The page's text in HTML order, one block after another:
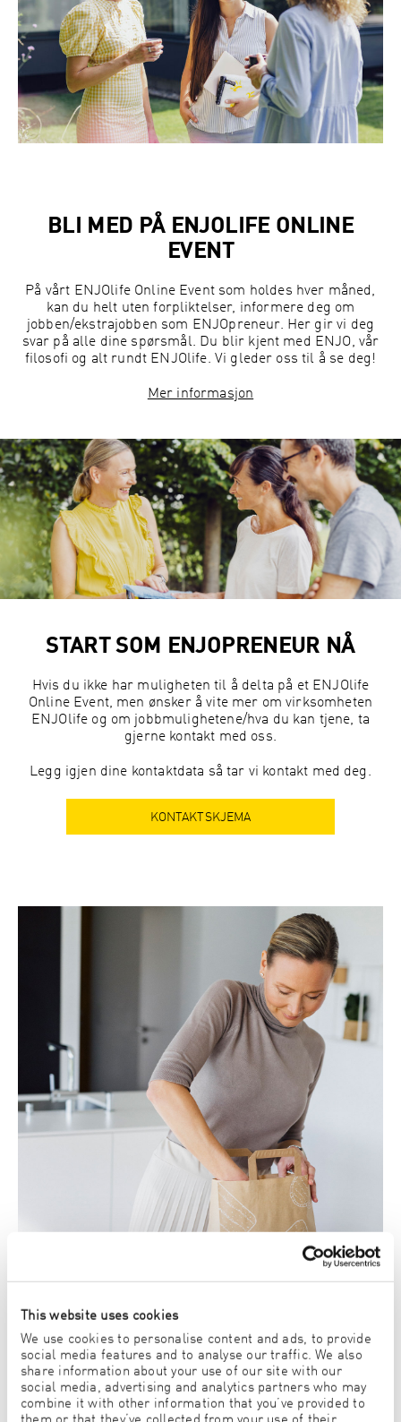
This website uses cookies
We use cookies to personalise content and ads, to provide
social media features and to analyse our traffic. We also
share information about your use of our site with our
social media, advertising and analytics partners who may
combine it with other information that you’ve provided to
BLI MED PÅ ENJOLIFE ONLINE
EVENT
På vårt ENJOlife Online Event som holdes hver måned,
kan du helt uten forpliktelser, informere deg om
jobben/ekstrajobben som ENJOpreneur. Her gir vi deg
svar på alle dine spørsmål. Du blir kjent med ENJO, vår
filosofi og alt rundt ENJOlife. Vi gleder oss til å se deg!
Mer informasjon
START SOM ENJOPRENEUR NÅ
Hvis du ikke har muligheten til å delta på et ENJOlife
Online Event, men ønsker å vite mer om virksomheten
ENJOlife og om jobbmulighetene/hva du kan tjene, ta
gjerne kontakt med oss.
Legg igjen dine kontaktdata så tar vi kontakt med deg.
KONTAKTSKJEMA
JOBB NÅR DU ØNSKER DET